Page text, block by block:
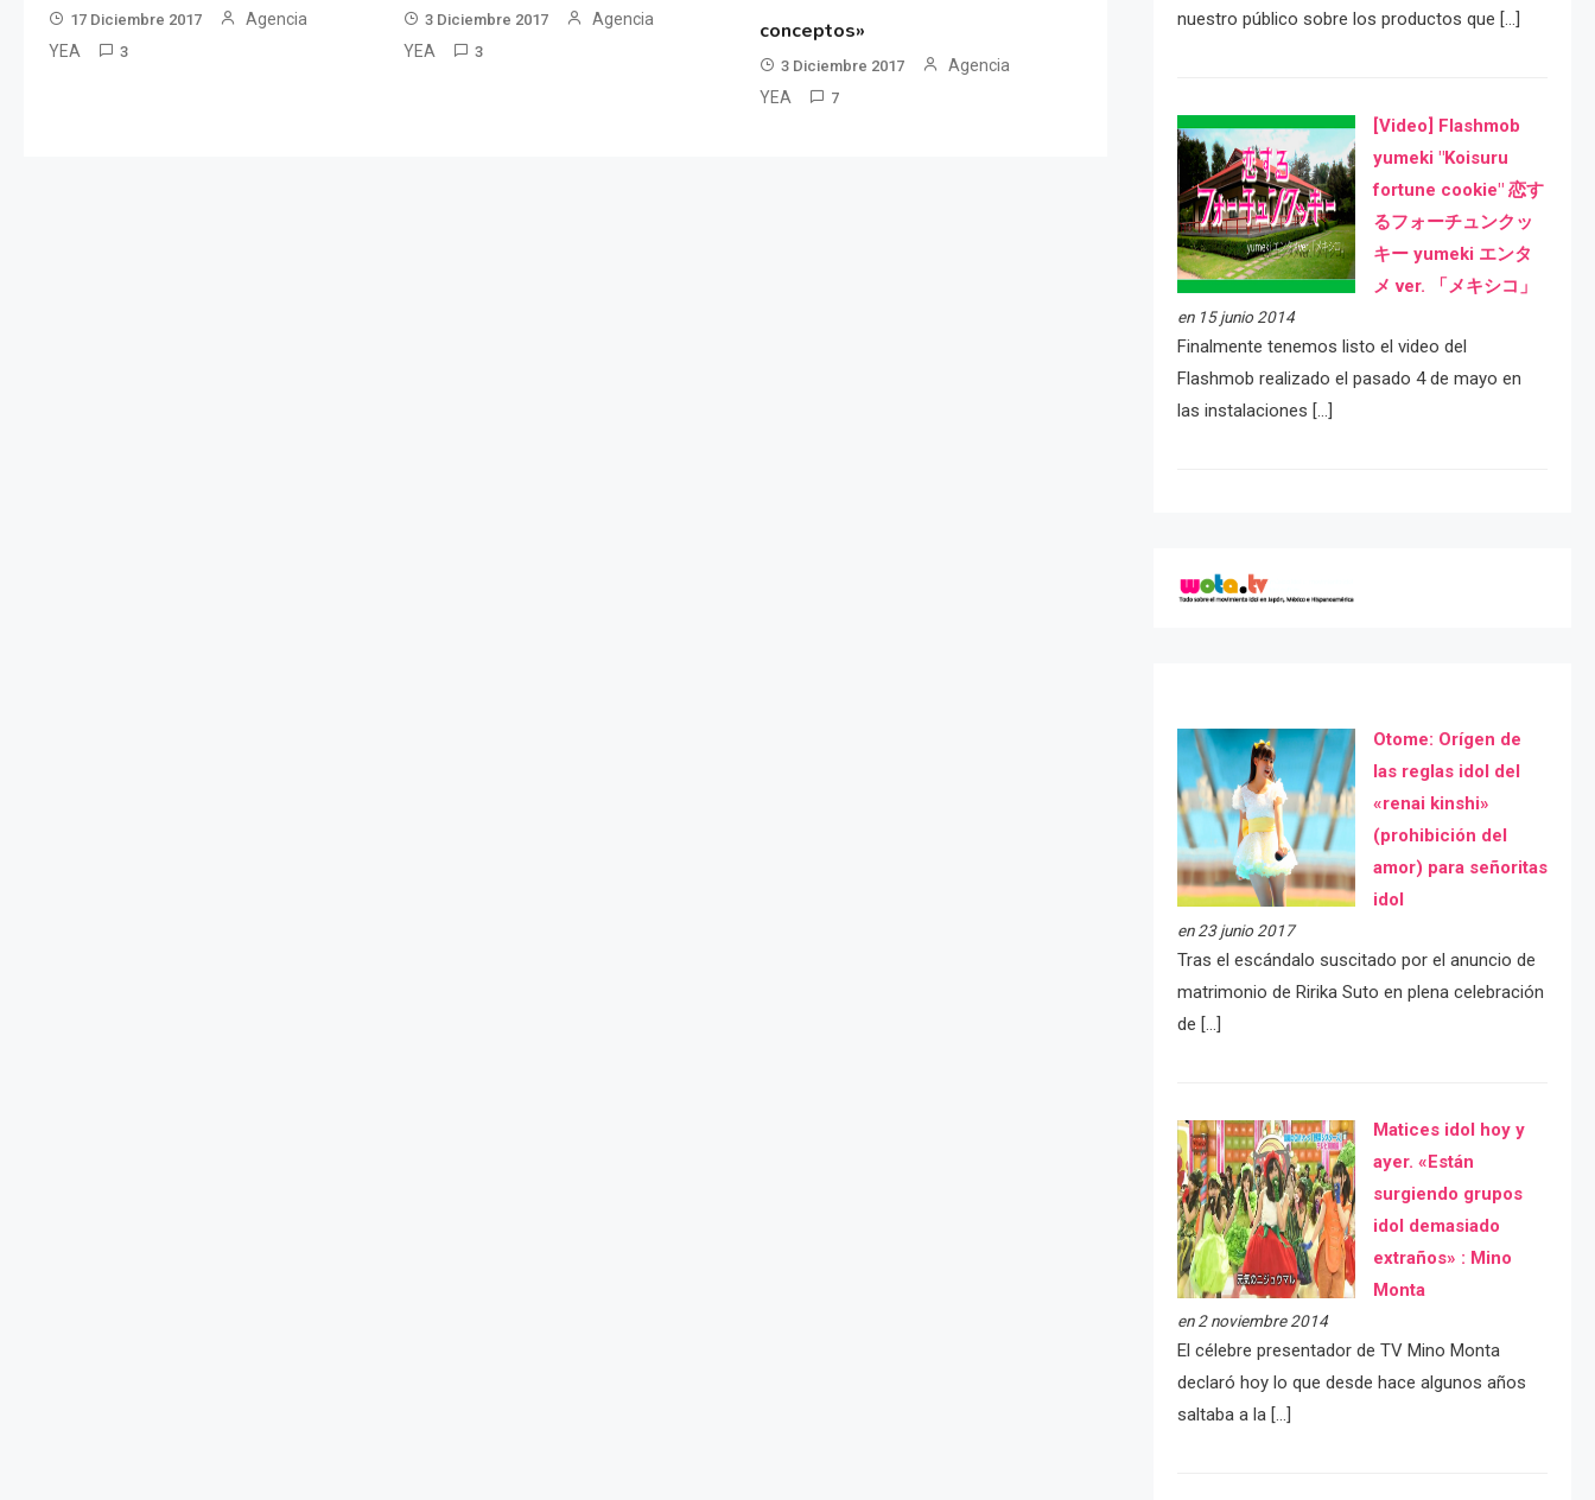
17 Diciembre 2017
Agencia
YEA
3
3 Diciembre 2017
Agencia
YEA
3
conceptos»
3 Diciembre 2017
Agencia
YEA
7
nuestro público sobre los productos que […]
[Video] Flashmob
yumeki "Koisuru
fortune cookie" 恋す
るフォーチュンクッ
キー yumeki エンタ
メ ver. 「メキシコ」
en 15 junio 2014
Finalmente tenemos listo el video del
Flashmob realizado el pasado 4 de mayo en
las instalaciones […]
Otome: Orígen de
las reglas idol del
«renai kinshi»
(prohibición del
amor) para señoritas
idol
en 23 junio 2017
Tras el escándalo suscitado por el anuncio de
matrimonio de Ririka Suto en plena celebración
de […]
Matices idol hoy y
ayer. «Están
surgiendo grupos
idol demasiado
extraños» : Mino
Monta
en 2 noviembre 2014
El célebre presentador de TV Mino Monta
declaró hoy lo que desde hace algunos años
saltaba a la […]